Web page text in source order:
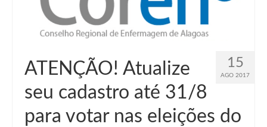
15
AGO 2017
ATENÇÃO! Atualize
seu cadastro até 31/8
para votar nas eleições do